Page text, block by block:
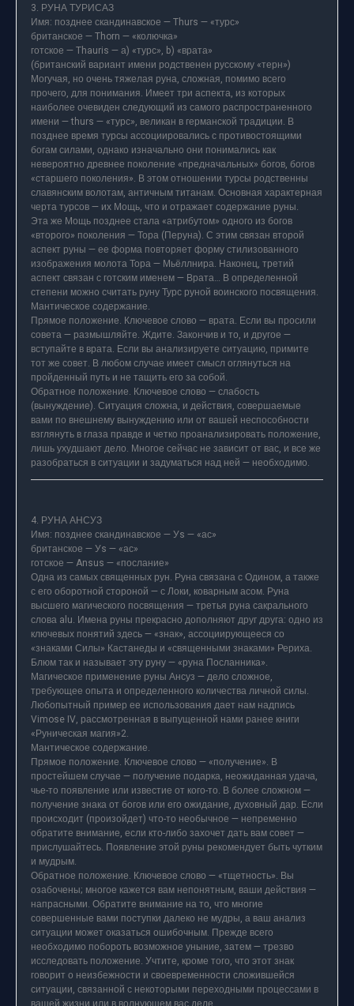
3. РУНА ТУРИСАЗ
Имя: позднее скандинавское — Thurs — «турс»
британское — Thorn — «колючка»
готское — Thauris — а) «турс», b) «врата»
(британский вариант имени родственен русскому «терн»)
Могучая, но очень тяжелая руна, сложная, помимо всего
прочего, для понимания. Имеет три аспекта, из которых
наиболее очевиден следующий из самого распространенного
имени — thurs — «турс», великан в германской традиции. В
позднее время турсы ассоциировались с противостоящими
богам силами, однако изначально они понимались как
невероятно древнее поколение «предначальных» богов, богов
«старшего поколения». В этом отношении турсы родственны
славянским волотам, античным титанам. Основная характерная
черта турсов — их Мощь, что и отражает содержание руны.
Эта же Мощь позднее стала «атрибутом» одного из богов
«второго» поколения — Тора (Перуна). С этим связан второй
аспект руны — ее форма повторяет форму стилизованного
изображения молота Тора — Мьёллнира. Наконец, третий
аспект связан с готским именем — Врата… В определенной
степени можно считать руну Турс руной воинского посвящения.
Мантическое содержание.
Прямое положение. Ключевое слово — врата. Если вы просили
совета — размышляйте. Ждите. Закончив и то, и другое —
вступайте в врата. Если вы анализируете ситуацию, примите
тот же совет. В любом случае имеет смысл оглянуться на
пройденный путь и не тащить его за собой.
Обратное положение. Ключевое слово — слабость
(вынуждение). Ситуация сложна, и действия, совершаемые
вами по внешнему вынуждению или от вашей неспособности
взглянуть в глаза правде и четко проанализировать положение,
лишь ухудшают дело. Многое сейчас не зависит от вас, и все же
разобраться в ситуации и задуматься над ней — необходимо.
4. РУНА АНСУЗ
Имя: позднее скандинавское — Уs — «ас»
британское — Уs — «ас»
готское — Ansus — «послание»
Одна из самых священных рун. Руна связана с Одином, а также
с его оборотной стороной — с Локи, коварным асом. Руна
высшего магического посвящения — третья руна сакрального
слова alu. Имена руны прекрасно дополняют друг друга: одно из
ключевых понятий здесь — «знак», ассоциирующееся со
«знаками Силы» Кастанеды и «священными знаками» Рериха.
Блюм так и называет эту руну — «руна Посланника».
Магическое применение руны Ансуз — дело сложное,
требующее опыта и определенного количества личной силы.
Любопытный пример ее использования дает нам надпись
Vimose IV, рассмотренная в выпущенной нами ранее книги
«Руническая магия»2.
Мантическое содержание.
Прямое положение. Ключевое слово — «получение». В
простейшем случае — получение подарка, неожиданная удача,
чье-то появление или известие от кого-то. В более сложном —
получение знака от богов или его ожидание, духовный дар. Если
происходит (произойдет) что-то необычное — непременно
обратите внимание, если кто-либо захочет дать вам совет —
прислушайтесь. Появление этой руны рекомендует быть чутким
и мудрым.
Обратное положение. Ключевое слово — «тщетность». Вы
озабочены; многое кажется вам непонятным, ваши действия —
напрасными. Обратите внимание на то, что многие
совершенные вами поступки далеко не мудры, а ваш анализ
ситуации может оказаться ошибочным. Прежде всего
необходимо побороть возможное уныние, затем — трезво
исследовать положение. Учтите, кроме того, что этот знак
говорит о неизбежности и своевременности сложившейся
ситуации, связанной с некоторыми переходными процессами в